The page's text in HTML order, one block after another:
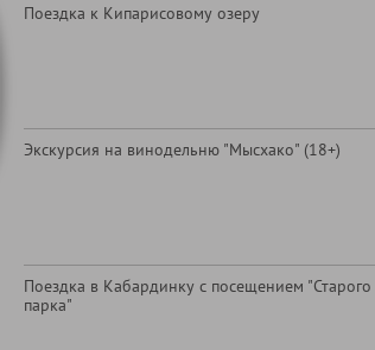
Поездка к Кипарисовому озеру
Экскурсия на винодельню "Мысхако" (18+)
Поездка в Кабардинку с посещением "Старого
парка"